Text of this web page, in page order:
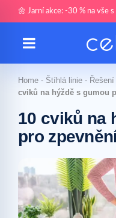
🌼 Jarní akce: -30 % na vše
Home - Štíhlá linie -
cviků na hýždě s gumou
10 cviků na
pro